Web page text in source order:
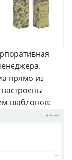
прямо из
настроены
шаблонов: